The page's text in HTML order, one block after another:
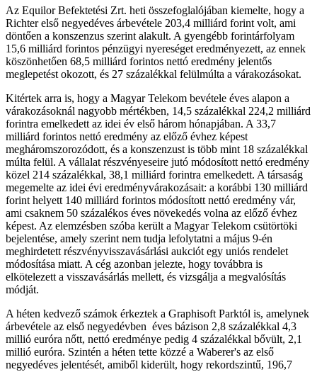
Az Equilor Befektetési Zrt. heti összefoglalójában kiemelte, hogy a
Richter első negyedéves árbevétele 203,4 milliárd forint volt, ami
döntően a konszenzus szerint alakult. A gyengébb forintárfolyam
15,6 milliárd forintos pénzügyi nyereséget eredményezett, az ennek
köszönhetően 68,5 milliárd forintos nettó eredmény jelentős
meglepetést okozott, és 27 százalékkal felülmúlta a várakozásokat.
Kitértek arra is, hogy a Magyar Telekom bevétele éves alapon a
várakozásoknál nagyobb mértékben, 14,5 százalékkal 224,2 milliárd
forintra emelkedett az idei év első három hónapjában. A 33,7
milliárd forintos nettó eredmény az előző évhez képest
megháromszorozódott, és a konszenzust is több mint 18 százalékkal
múlta felül. A vállalat részvényeseire jutó módosított nettó eredmény
közel 214 százalékkal, 38,1 milliárd forintra emelkedett. A társaság
megemelte az idei évi eredményvárakozásait: a korábbi 130 milliárd
forint helyett 140 milliárd forintos módosított nettó eredmény vár,
ami csaknem 50 százalékos éves növekedés volna az előző évhez
képest. Az elemzésben szóba került a Magyar Telekom csütörtöki
bejelentése, amely szerint nem tudja lefolytatni a május 9-én
meghirdetett részvényvisszavásárlási aukciót egy uniós rendelet
módosítása miatt. A cég azonban jelezte, hogy továbbra is
elkötelezett a visszavásárlás mellett, és vizsgálja a megvalósítás
módját.
A héten kedvező számok érkeztek a Graphisoft Parktól is, amelynek
árbevétele az első negyedévben éves bázison 2,8 százalékkal 4,3
millió euróra nőtt, nettó eredménye pedig 4 százalékkal bővült, 2,1
millió euróra. Szintén a héten tette közzé a Waberer's az első
negyedéves jelentését, amiből kiderült, hogy rekordszintű, 196,7